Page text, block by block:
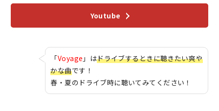
Youtube
「Voyage 」はドライブするときに聴きたい爽や
かな曲です！
春・夏のドライブ時に聴いてみてください！